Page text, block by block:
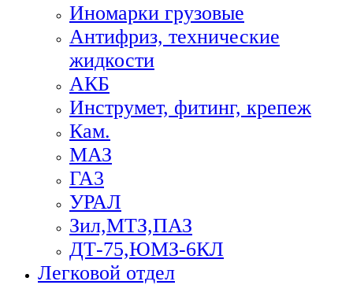
Иномарки грузовые
Антифриз, технические
жидкости
АКБ
Инструмет, фитинг, крепеж
Кам.
МАЗ
ГА3
УРАЛ
Зил,МТЗ,ПАЗ
ДТ-75,ЮМЗ-6КЛ
Легковой отдел